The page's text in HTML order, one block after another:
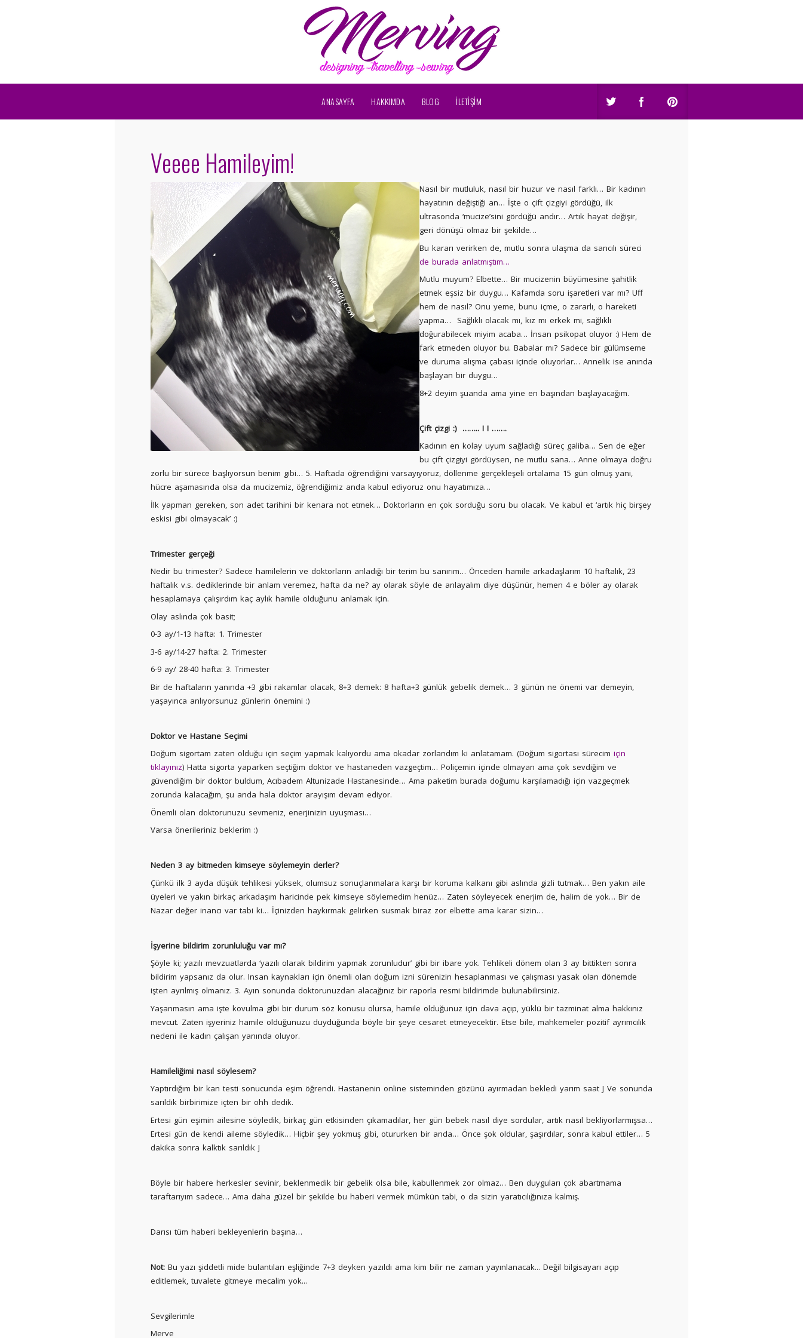
ANASAYFA HAKKIMDA BLOG İLETİŞİM
Veeee Hamileyim!
Nasıl bir mutluluk, nasıl bir huzur ve nasıl farklı… Bir kadının
hayatının değiştiği an… İşte o çift çizgiyi gördüğü, ilk
ultrasonda ‘mucize’sini gördüğü andır… Artık hayat değişir,
geri dönüşü olmaz bir şekilde…
Bu kararı verirken de, mutlu sonra ulaşma da sancılı süreci
de burada anlatmıştım…
Mutlu muyum? Elbette… Bir mucizenin büyümesine şahitlik
etmek eşsiz bir duygu… Kafamda soru işaretleri var mı? Uff
hem de nasıl? Onu yeme, bunu içme, o zararlı, o hareketi
yapma… Sağlıklı olacak mı, kız mı erkek mi, sağlıklı
doğurabilecek miyim acaba… İnsan psikopat oluyor :) Hem de
fark etmeden oluyor bu. Babalar mı? Sadece bir gülümseme
ve duruma alışma çabası içinde oluyorlar… Annelik ise anında
başlayan bir duygu…
8+2 deyim şuanda ama yine en başından başlayacağım.
Çift çizgi :)…….. I I …….
Kadının en kolay uyum sağladığı süreç galiba… Sen de eğer
bu çift çizgiyi gördüysen, ne mutlu sana… Anne olmaya doğru
zorlu bir sürece başlıyorsun benim gibi… 5. Haftada öğrendiğini varsayıyoruz, döllenme gerçekleşeli ortalama 15 gün olmuş yani,
hücre aşamasında olsa da mucizemiz, öğrendiğimiz anda kabul ediyoruz onu hayatımıza…
İlk yapman gereken, son adet tarihini bir kenara not etmek… Doktorların en çok sorduğu soru bu olacak. Ve kabul et ‘artık hiç birşey
eskisi gibi olmayacak’ :)
Trimester gerçeği
Nedir bu trimester? Sadece hamilelerin ve doktorların anladığı bir terim bu sanırım… Önceden hamile arkadaşlarım 10 haftalık, 23
haftalık v.s. dediklerinde bir anlam veremez, hafta da ne? ay olarak söyle de anlayalım diye düşünür, hemen 4 e böler ay olarak
hesaplamaya çalışırdım kaç aylık hamile olduğunu anlamak için.
Olay aslında çok basit;
0-3 ay/1-13 hafta: 1. Trimester
3-6 ay/14-27 hafta: 2. Trimester
6-9 ay/ 28-40 hafta: 3. Trimester
Bir de haftaların yanında +3 gibi rakamlar olacak, 8+3 demek: 8 hafta+3 günlük gebelik demek… 3 günün ne önemi var demeyin,
yaşayınca anlıyorsunuz günlerin önemini :)
Doktor ve Hastane Seçimi
Doğum sigortam zaten olduğu için seçim yapmak kalıyordu ama okadar zorlandım ki anlatamam. (Doğum sigortası sürecim için
tıklayınız) Hatta sigorta yaparken seçtiğim doktor ve hastaneden vazgeçtim… Poliçemin içinde olmayan ama çok sevdiğim ve
güvendiğim bir doktor buldum, Acıbadem Altunizade Hastanesinde… Ama paketim burada doğumu karşılamadığı için vazgeçmek
zorunda kalacağım, şu anda hala doktor arayışım devam ediyor.
Önemli olan doktorunuzu sevmeniz, enerjinizin uyuşması…
Varsa önerileriniz beklerim :)
Neden 3 ay bitmeden kimseye söylemeyin derler?
Çünkü ilk 3 ayda düşük tehlikesi yüksek, olumsuz sonuçlanmalara karşı bir koruma kalkanı gibi aslında gizli tutmak… Ben yakın aile
üyeleri ve yakın birkaç arkadaşım haricinde pek kimseye söylemedim henüz… Zaten söyleyecek enerjim de, halim de yok… Bir de
Nazar değer inancı var tabi ki… İçinizden haykırmak gelirken susmak biraz zor elbette ama karar sizin…
İşyerine bildirim zorunluluğu var mı?
Şöyle ki; yazılı mevzuatlarda ‘yazılı olarak bildirim yapmak zorunludur’ gibi bir ibare yok. Tehlikeli dönem olan 3 ay bittikten sonra
bildirim yapsanız da olur. Insan kaynakları için önemli olan doğum izni sürenizin hesaplanması ve çalışması yasak olan dönemde
işten ayrılmış olmanız. 3. Ayın sonunda doktorunuzdan alacağınız bir raporla resmi bildirimde bulunabilirsiniz.
Yaşanmasın ama işte kovulma gibi bir durum söz konusu olursa, hamile olduğunuz için dava açıp, yüklü bir tazminat alma hakkınız
mevcut. Zaten işyeriniz hamile olduğunuzu duyduğunda böyle bir şeye cesaret etmeyecektir. Etse bile, mahkemeler pozitif ayrımcılık
nedeni ile kadın çalışan yanında oluyor.
Hamileliğimi nasıl söylesem?
Yaptırdığım bir kan testi sonucunda eşim öğrendi. Hastanenin online sisteminden gözünü ayırmadan bekledi yarım saat J Ve sonunda
sarıldık birbirimize içten bir ohh dedik.
Ertesi gün eşimin ailesine söyledik, birkaç gün etkisinden çıkamadılar, her gün bebek nasıl diye sordular, artık nasıl bekliyorlarmışsa…
Ertesi gün de kendi aileme söyledik… Hiçbir şey yokmuş gibi, otururken bir anda… Önce şok oldular, şaşırdılar, sonra kabul ettiler… 5
dakika sonra kalktık sarıldık J
Böyle bir habere herkesler sevinir, beklenmedik bir gebelik olsa bile, kabullenmek zor olmaz… Ben duyguları çok abartmama
taraftarıyım sadece… Ama daha güzel bir şekilde bu haberi vermek mümkün tabi, o da sizin yaratıcılığınıza kalmış.
Darısı tüm haberi bekleyenlerin başına…
Not: Bu yazı şiddetli mide bulantıları eşliğinde 7+3 deyken yazıldı ama kim bilir ne zaman yayınlanacak... Değil bilgisayarı açıp
editlemek, tuvalete gitmeye mecalim yok...
Sevgilerimle
Merve